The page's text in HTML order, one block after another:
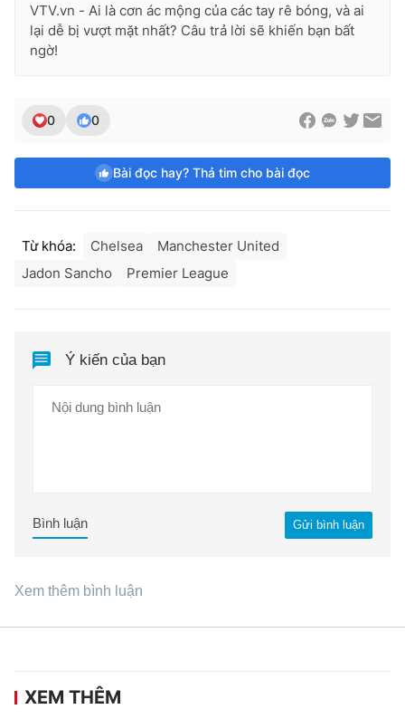
VTV.vn - Ai là cơn ác mộng của các tay rê bóng, và ai
lại dễ bị vượt mặt nhất? Câu trả lời sẽ khiến bạn bất
ngờ!
0 0
Bài đọc hay? Thả tim cho bài đọc
Từ khóa: Chelsea
Manchester United
Jadon Sancho
Premier League
Ý kiến của bạn
Gửi bình luận
Bình luận
Xem thêm bình luận
XEM THÊM